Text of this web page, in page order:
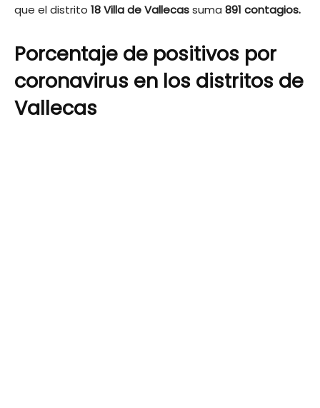
que el distrito 18 Villa de Vallecassuma 891 contagios.
Porcentaje de positivos por
coronavirus en los distritos de
Vallecas